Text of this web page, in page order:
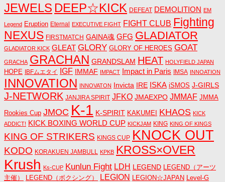
JEWELS DEEP☆KICK DEFEAT DEMOLITION EM
Legend Eruption Eternal EXECUTIVE FIGHT FIGHT CLUB Fighting
NEXUS FIRSTMATCH GAINA魂 GFG GLADIATOR
GLADIATOR KICK GLEAT GLORY GLORY OF HEROES GOAT
GRACHA GRACHAN GRANDSLAM HEAT HOLYFIELD JAPAN
HOPE IBFムエタイ IGF IMMAF IMPACT Impact in Paris IMSA INNOATION
INNOVATION INNOVATON Invicta IRE ISKA iSMOS J-GIRLS
J-NETWORK JANJIRA SPIRIT JFKO JMAEXPO JMMAF JMMA
Rookies Cup JMOC K-1 K-SPIRIT KAKUMEI KHAOS KICK
ADDICT! KICK BOXING WORLD CUP KICKJAM KING KING OF KINGS
KING OF STRIKERS KINGS CUP KNOCK OUT
KODO KORAKUEN JAMBULL KPKB KROSS×OVER
Krush Ks-CUP Kunlun Fight LDH LEGEND
LEGEND（アーツ
主催）
LEGEND（ボクシング） LEGION LEGION☆JAPAN Level-G